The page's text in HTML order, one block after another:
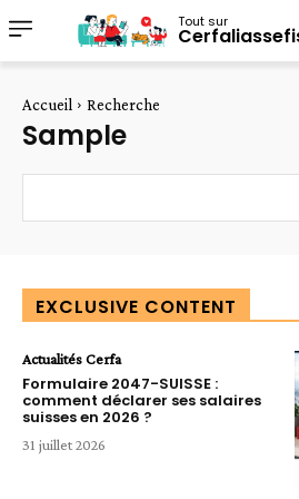
Tout sur
Accueil Recherche
Sample
EXCLUSIVE CONTENT
Actualités Cerfa
Formulaire 2047-SUISSE :
comment déclarer ses salaires
suisses en 2026 ?
31 juillet 2026